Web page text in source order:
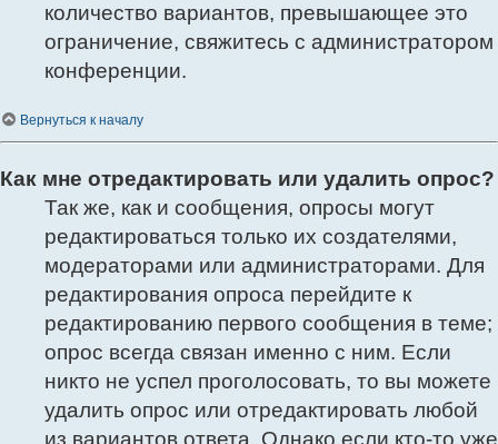
количество вариантов, превышающее это
ограничение, свяжитесь с администратором
конференции.
Вернуться к началу
Как мне отредактировать или удалить опрос?
Так же, как и сообщения, опросы могут
редактироваться только их создателями,
модераторами или администраторами. Для
редактирования опроса перейдите к
редактированию первого сообщения в теме;
опрос всегда связан именно с ним. Если
никто не успел проголосовать, то вы можете
удалить опрос или отредактировать любой
из вариантов ответа. Однако если кто-то уже